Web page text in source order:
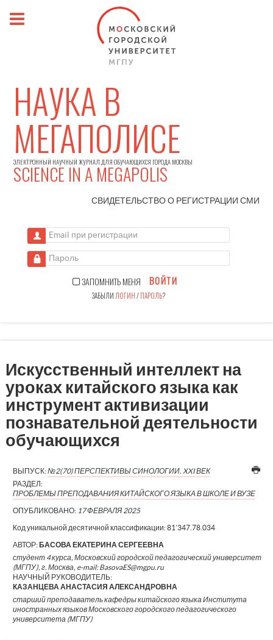
НАУКА В
МЕГАПОЛИСЕ
ЭЛЕКТРОННЫЙ НАУЧНЫЙ ЖУРНАЛ ДЛЯ ОБУЧАЮЩИХСЯ ГОРОДА МОСКВЫ
SCIENCE IN A MEGAPOLIS
СВИДЕТЕЛЬСТВО О РЕГИСТРАЦИИСМИ
Email при регистрации
Пароль
ЗАПОМНИТЬ МЕНЯ ВОЙТИ
ЗАБЫЛИ ЛОГИН/ПАРОЛЬ?
Искусственный интеллект на
уроках китайского языка как
инструмент активизации
познавательной деятельности
обучающихся
ВЫПУСК:№2(70) ПЕРСПЕКТИВЫ СИНОЛОГИИ. XXI ВЕК
РАЗДЕЛ:
ПРОБЛЕМЫ ПРЕПОДАВАНИЯ КИТАЙСКОГО ЯЗЫКА В ШКОЛЕ И ВУЗЕ
ОПУБЛИКОВАНО: 17 ФЕВРАЛЯ 2025
Код уникальной десятичной классификации:81’347.78.034
АВТОР:БАСОВА ЕКАТЕРИНА СЕРГЕЕВНА
студент 4 курса, Московский городской педагогический университет
(МГПУ), г. Москва, e-mail: BasovaES@mgpu.ru
НАУЧНЫЙ РУКОВОДИТЕЛЬ:
КАЗАНЦЕВА АНАСТАСИЯ АЛЕКСАНДРОВНА
старший преподаватель кафедры китайского языка Института
иностранных языков Московского городского педагогического
университета (МГПУ)